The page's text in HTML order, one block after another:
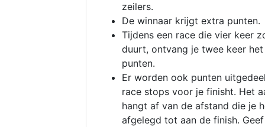
zeilers.
De winnaar krijgt extra punten.
Tijdens een race die vier keer
duurt, ontvang je twee keer
punten.
Er worden ook punten
race stops voor je finisht. Het
hangt af van de afstand die je
afgelegd tot aan de finish.